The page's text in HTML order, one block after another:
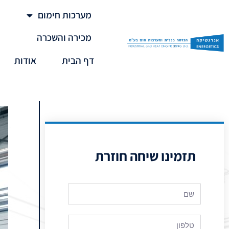
מערכות חימום
מכירה והשכרה
דף הבית
אודות
תזמינו שיחה חוזרת